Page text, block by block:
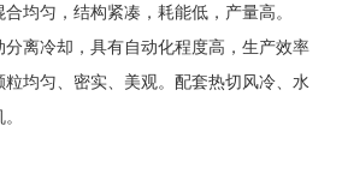
合均匀，结构紧凑，耗能低，产量高。
离冷却，具有自动化程度高，生产效率
均匀、密实、美观。配套热切风冷、水